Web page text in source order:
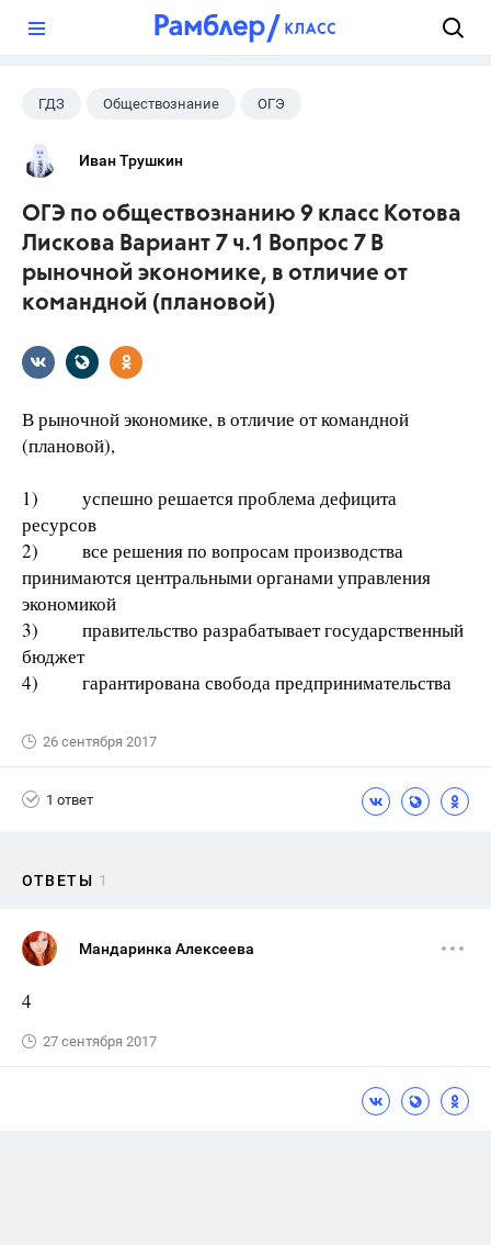
ГДЗ Обществознание ОГЭ
9 класс
Иван Трушкин
ОГЭ по обществознанию 9 класс Котова
Лискова Вариант 7 ч.1 Вопрос 7 В
рыночной экономике, в отличие от
командной (плановой)
В рыночной экономике, в отличие от командной
(плановой),
1) успешно решается проблема дефицита
ресурсов
2) все решения по вопросам производства
принимаются центральными органами управления
экономикой
3) правительство разрабатывает государственный
бюджет
4) гарантирована свобода предпринимательства
26 сентября 2017
1 ответ
ОТВЕТЫ 1
Мандаринка Алексеева
4
27 сентября 2017